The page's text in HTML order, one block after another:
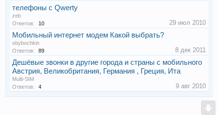
телефоны с Qwerty
zeb
Ответов:
10 29 июл 2010
Мобильный интернет модем Какой выбрать?
sbybochkin
Ответов:
89 8 дек 2011
Дешёвые звонки в другие города и страны с мобильного
Австрия, Великобритания, Германия , Греция, Ита
Multi-SIM
Ответов:
4 9 авг 2010